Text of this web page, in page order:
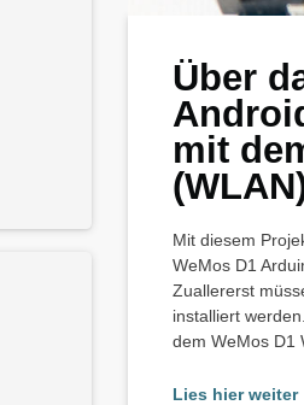
Über
mit
Mit diesem
WeMos D1
Zuallererst
installiert
dem WeMos D1
Lies hier weiter